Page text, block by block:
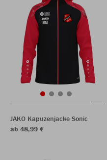
JAKO Kapuzenjacke Sonic
ab 48,99 €